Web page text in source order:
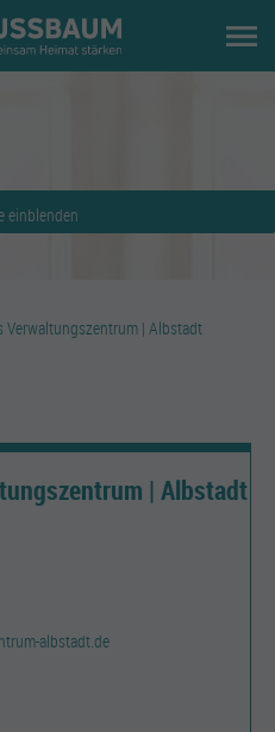
einblenden
Verwaltungszentrum | Albstadt
| Albstadt
albstadt.de